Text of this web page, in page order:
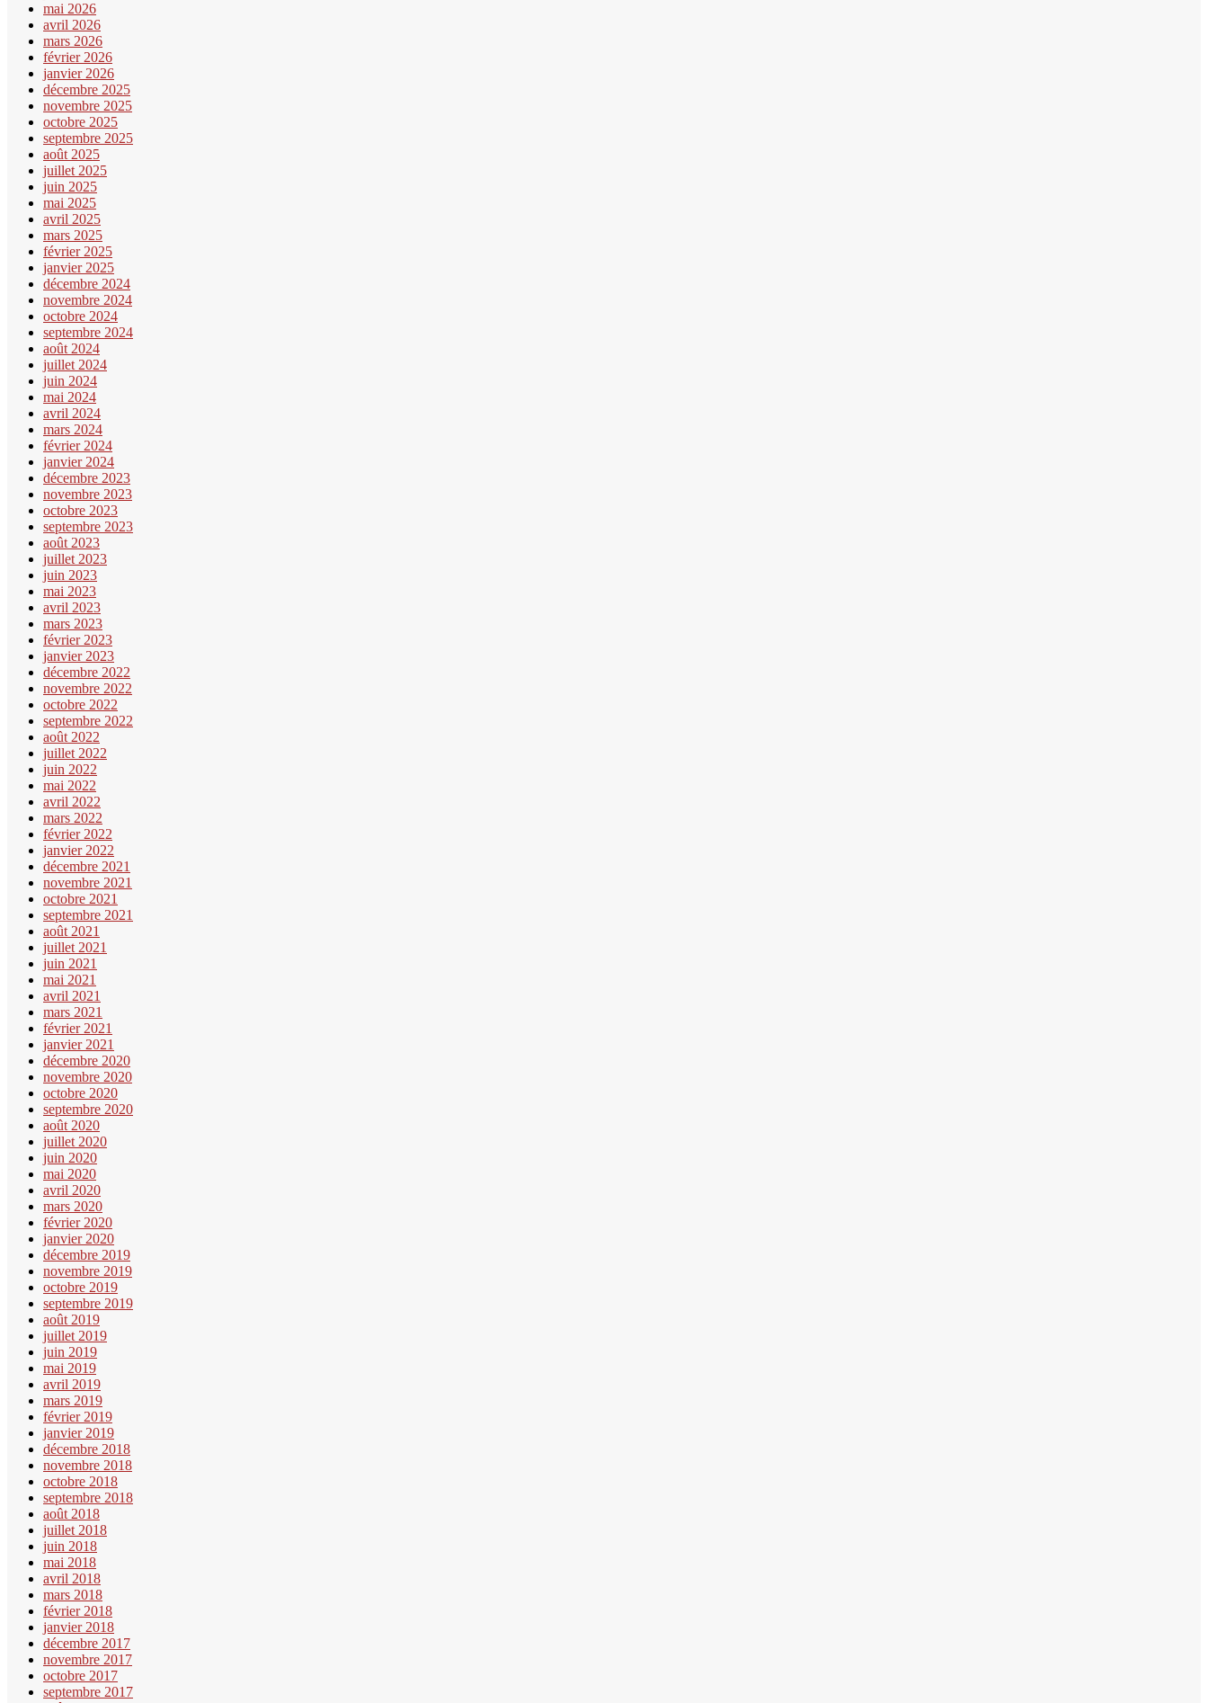
mai 2026
avril 2026
mars 2026
février 2026
janvier 2026
décembre 2025
novembre 2025
octobre 2025
septembre 2025
août 2025
juillet 2025
juin 2025
mai 2025
avril 2025
mars 2025
février 2025
janvier 2025
décembre 2024
novembre 2024
octobre 2024
septembre 2024
août 2024
juillet 2024
juin 2024
mai 2024
avril 2024
mars 2024
février 2024
janvier 2024
décembre 2023
novembre 2023
octobre 2023
septembre 2023
août 2023
juillet 2023
juin 2023
mai 2023
avril 2023
mars 2023
février 2023
janvier 2023
décembre 2022
novembre 2022
octobre 2022
septembre 2022
août 2022
juillet 2022
juin 2022
mai 2022
avril 2022
mars 2022
février 2022
janvier 2022
décembre 2021
novembre 2021
octobre 2021
septembre 2021
août 2021
juillet 2021
juin 2021
mai 2021
avril 2021
mars 2021
février 2021
janvier 2021
décembre 2020
novembre 2020
octobre 2020
septembre 2020
août 2020
juillet 2020
juin 2020
mai 2020
avril 2020
mars 2020
février 2020
janvier 2020
décembre 2019
novembre 2019
octobre 2019
septembre 2019
août 2019
juillet 2019
juin 2019
mai 2019
avril 2019
mars 2019
février 2019
janvier 2019
décembre 2018
novembre 2018
octobre 2018
septembre 2018
août 2018
juillet 2018
juin 2018
mai 2018
avril 2018
mars 2018
février 2018
janvier 2018
décembre 2017
novembre 2017
octobre 2017
septembre 2017